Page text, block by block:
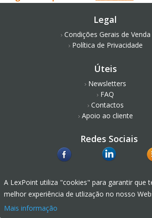
Legal
Condições Gerais de Venda
Política de Privacidade
Úteis
Newsletters
FAQ
Contactos
Apoio ao cliente
Redes Sociais
A LexPoint utiliza "cookies" para garantir que
melhor experiência de utlização no nosso
Mais informação